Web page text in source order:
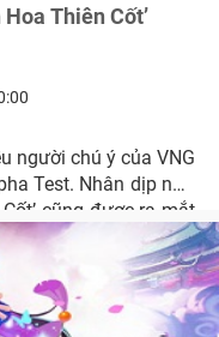
Thiên Cốt’
người chú ý của VNG
Test. Nhân dịp này,
cũng được ra mắt